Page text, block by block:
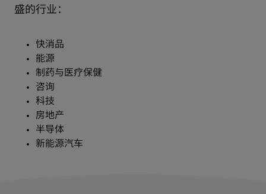
盛的行业：